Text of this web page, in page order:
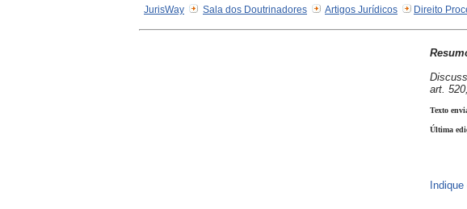
JurisWay Sala dos Doutrinadores Artigos Jurídicos Direito
art.
Texto
Última